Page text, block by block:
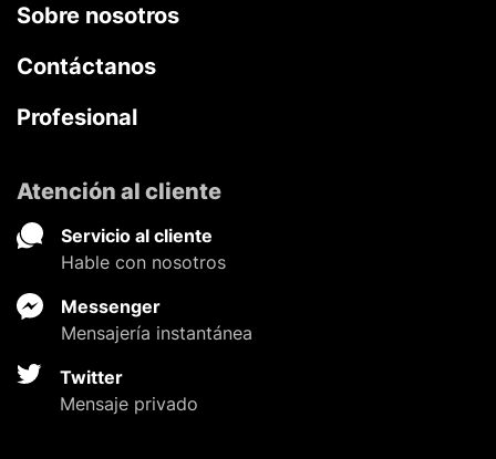
Sobre nosotros
Contáctanos
Profesional
Atención al cliente
Servicio al cliente
Hable con nosotros
Messenger
Mensajería instantánea
Twitter
Mensaje privado